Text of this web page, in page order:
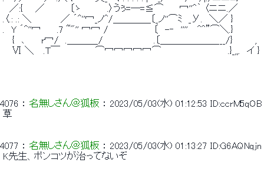
／:{ 　 ／　　 　 〔ゝ　　 　 .〉うぅ=─=≦⌒　　 冖''^｀ 〈ニニ.／　　　
.〈.: .: ＼　　　　 ／ ´^''冖_ノ^/＿＿＿＿〔_ノ''⌒ﾐ　_У.　＼／ }　　　　
.　Y ´^''冖　　 .7 ~"'' 冖冖 /　　　　　　　〔　-‐　'''' 　^^”⌒＼.}　　　
{　､　　 r冖/　.＿＿＿_/　　 　 　 　 　.〔＿＿＿＿＿＿___/}　　　 ,
Ⅵ ＼　 .T￣　　　　　 ⌒冖冖冖冖冖⌒　　　　 　 　 　 　 .}_,,.　イ }
4076 ： 名無しさん＠狐板 ： 2023/05/03(水) 01:12:53 ID:ccrM5qOB
草
4077 ： 名無しさん＠狐板 ： 2023/05/03(水) 01:13:27 ID:G6AQNqjn
K先生、ポンコツが治ってないぞ